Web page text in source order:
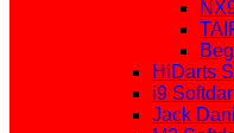
HiDarts
i9
Jack